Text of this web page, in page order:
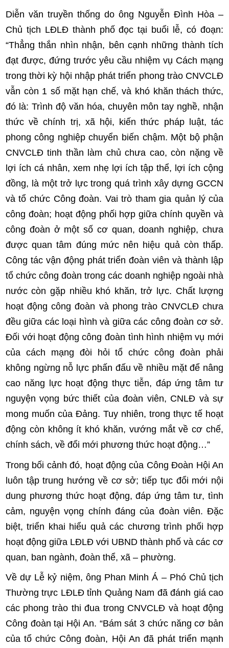
Diễn văn truyền thống do ông Nguyễn Đình Hòa –
Chủ tịch LĐLĐ thành phố đọc tại buổi lễ, có đoạn:
“Thẳng thắn nhìn nhận, bên cạnh những thành tích
đạt được, đứng trước yêu cầu nhiệm vụ Cách mạng
trong thời kỳ hội nhập phát triển phong trào CNVCLĐ
vẫn còn 1 số mặt hạn chế, và khó khăn thách thức,
đó là: Trình độ văn hóa, chuyên môn tay nghề, nhận
thức về chính trị, xã hội, kiến thức pháp luật, tác
phong công nghiệp chuyển biến chậm. Một bộ phận
CNVCLĐ tinh thần làm chủ chưa cao, còn nặng về
lợi ích cá nhân, xem nhẹ lợi ích tập thể, lợi ích cộng
đồng, là một trở lực trong quá trình xây dựng GCCN
và tổ chức Công đoàn. Vai trò tham gia quản lý của
công đoàn; hoạt động phối hợp giữa chính quyền và
công đoàn ở một số cơ quan, doanh nghiệp, chưa
được quan tâm đúng mức nên hiệu quả còn thấp.
Công tác vận động phát triển đoàn viên và thành lập
tổ chức công đoàn trong các doanh nghiệp ngoài nhà
nước còn gặp nhiều khó khăn, trở lực. Chất lượng
hoạt động công đoàn và phong trào CNVCLĐ chưa
đều giữa các loại hình và giữa các công đoàn cơ sở.
Đối với hoạt động công đoàn tình hình nhiệm vụ mới
của cách mạng đòi hỏi tổ chức công đoàn phải
không ngừng nỗ lực phấn đấu về nhiều mặt để nâng
cao năng lực hoạt động thực tiễn, đáp ứng tâm tư
nguyện vọng bức thiết của đoàn viên, CNLĐ và sự
mong muốn của Đảng. Tuy nhiên, trong thực tế hoạt
động còn không ít khó khăn, vướng mắt về cơ chế,
chính sách, về đổi mới phương thức hoạt động…”
Trong bối cảnh đó, hoạt động của Công Đoàn Hội An
luôn tập trung hướng về cơ sở; tiếp tục đổi mới nội
dung phương thức hoạt động, đáp ứng tâm tư, tình
cảm, nguyện vọng chính đáng của đoàn viên. Đặc
biệt, triển khai hiểu quả các chương trình phối hợp
hoạt động giữa LĐLĐ với UBND thành phố và các cơ
quan, ban ngành, đoàn thể, xã – phường.
Về dự Lễ kỷ niệm, ông Phan Minh Á – Phó Chủ tịch
Thường trực LĐLĐ tỉnh Quảng Nam đã đánh giá cao
các phong trào thi đua trong CNVCLĐ và hoạt động
Công đoàn tại Hội An. “Bám sát 3 chức năng cơ bản
của tổ chức Công đoàn, Hội An đã phát triển mạnh